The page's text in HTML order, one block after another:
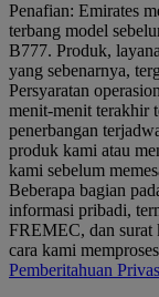
Penafian: Emirates
terbang model
B777. Produk,
yang sebenarnya,
Persyaratan
menit-menit terakhir
penerbangan
produk kami atau
kami sebelum
Beberapa bagian
informasi pribadi,
FREMEC, dan surat
cara kami
Pemberitahuan